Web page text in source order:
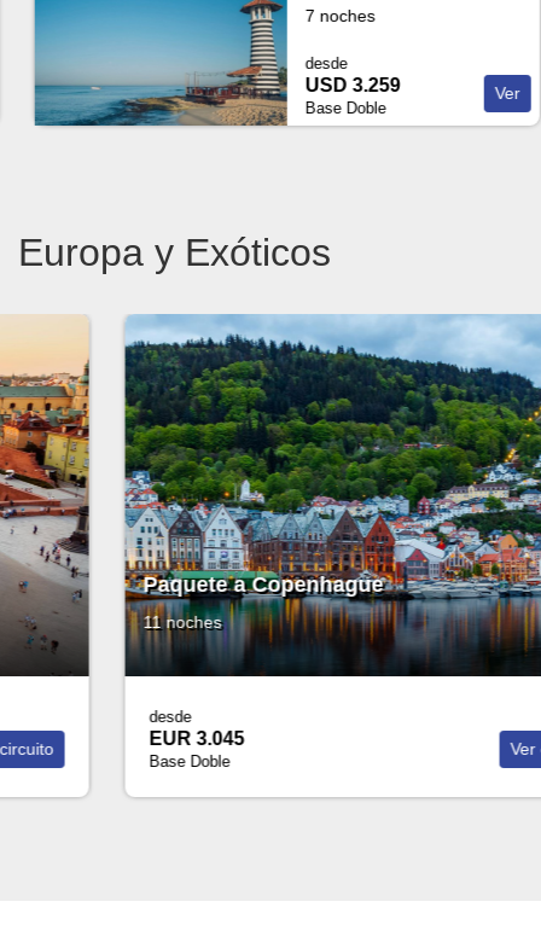
7 noches
desde
USD 3.259
Base Doble
Ver
Europa y Exóticos
Paquete a Copenhague
11 noches
EUR 3.045
Base Doble